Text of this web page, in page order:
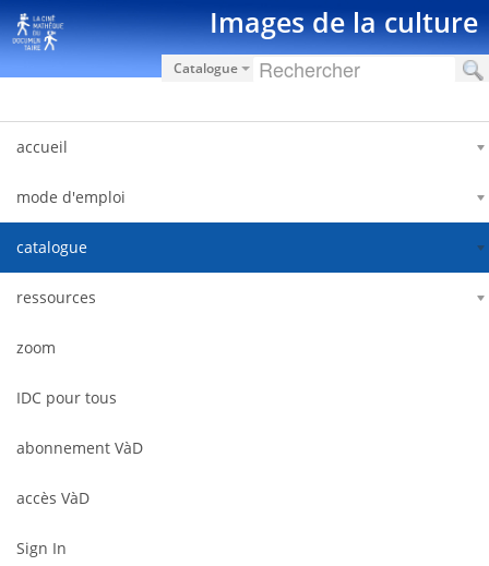
Skip to Content Images de la culture
Catalogue
accueil
mode d'emploi
catalogue
ressources
zoom
IDC pour tous
abonnement VàD
accès VàD
Sign In